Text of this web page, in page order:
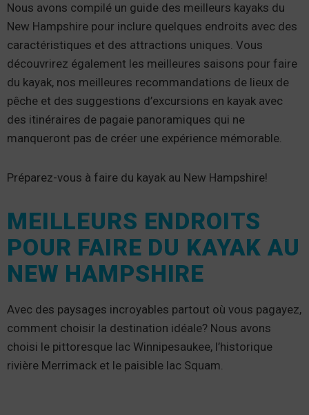
Nous avons compilé un guide des meilleurs kayaks du
New Hampshire pour inclure quelques endroits avec des
caractéristiques et des attractions uniques. Vous
découvrirez également les meilleures saisons pour faire
du kayak, nos meilleures recommandations de lieux de
pêche et des suggestions d’excursions en kayak avec
des itinéraires de pagaie panoramiques qui ne
manqueront pas de créer une expérience mémorable.
Préparez-vous à faire du kayak au New Hampshire!
MEILLEURS ENDROITS
POUR FAIRE DU KAYAK AU
NEW HAMPSHIRE
Avec des paysages incroyables partout où vous pagayez,
comment choisir la destination idéale? Nous avons
choisi le pittoresque lac Winnipesaukee, l’historique
rivière Merrimack et le paisible lac Squam.